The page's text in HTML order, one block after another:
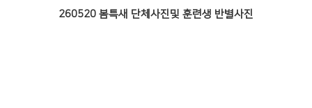
260520 봄특새 단체사진및 훈련생 반별사진